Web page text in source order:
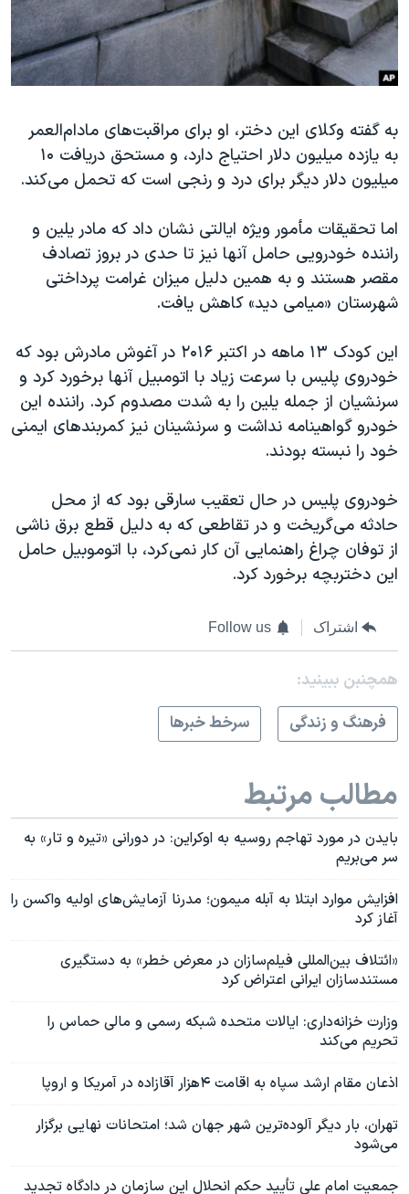
به گفته وکلای این دختر، او برای مراقبت‌های مادام‌العمر
به یازده میلیون دلار احتیاج دارد، و مستحق دریافت ۱۰
میلیون دلار دیگر برای درد و رنجی است که تحمل می‌کند.
اما تحقیقات مأمور ویژه ایالتی نشان داد که مادر یلین و
راننده خودرویی حامل آنها نیز تا حدی در بروز تصادف
مقصر هستند ‌و به همین دلیل میزان غرامت پرداختی
شهرستان «میامی دید» کاهش یافت.
این کودک ۱۳ ماهه در اکتبر ۲۰۱۶ در آغوش مادرش بود که
خودروی پلیس با سرعت زیاد با اتومبیل آنها برخورد کرد و
سرنشیان از جمله یلین را به شدت مصدوم کرد. راننده این
خودرو گواهینامه نداشت و سرنشینان نیز کمربند‌های ایمنی
خود را نبسته بودند.
خودروی پلیس در حال تعقیب سارقی بود که از محل
حادثه می‌گریخت و در تقاطعی که به دلیل قطع برق ناشی
از توفان چراغ راهنمایی آن کار نمی‌کرد، با اتوموبیل حامل
این دختربچه برخورد کرد.
اشتراک Follow us
همچنبن ببینید:
فرهنگ و زندگی
سرخط خبرها
مطالب مرتبط
بایدن در مورد تهاجم روسیه به اوکراین: در دورانی «تیره و تار» به
سر می‌بریم
افزایش موارد ابتلا به آبله میمون؛ مدرنا آزمایش‌های اولیه واکسن را
آغاز کرد
«ائتلاف بین‌المللی فیلم‌سازان در معرض خطر» به دستگیری
مستندسازان ایرانی اعتراض کرد
وزارت خزانه‌داری: ایالات متحده شبکه رسمی و مالی حماس را
تحریم می‌کند
اذعان مقام ارشد سپاه به اقامت ۴هزار آقازاده در آمریکا و اروپا
تهران، بار دیگر آلوده‌ترین شهر جهان شد؛ امتحانات نهایی برگزار
می‌شود
جمعیت امام علی تأیید حکم انحلال این سازمان در دادگاه تجدید